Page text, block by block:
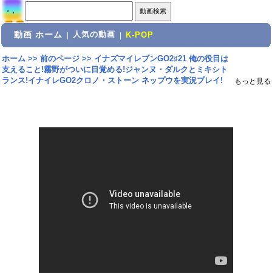
動画 ホーム 人気の動画 K-POP
ホーム>> 前のページ>> イナズマイレブンGO2♯21 俺の役目は
支えること!霧野がついに目覚める!ジャンヌ・ダルクとミキシト
ランス!イナイレGO2クロノ・ストーン ネップウを実況プレイ!
もっと見る